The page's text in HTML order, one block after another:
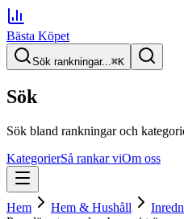
Bästa Köpet
Sök rankningar...⌘K
Sök
Sök bland rankningar och
KategorierSå rankar viOm oss
Hem Hem & Hushåll